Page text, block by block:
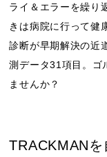
ライ＆エラーを繰り
きは病院に行って健
診断が早期解決の近
測データ31項目。ゴ
ませんか？
TRACKMAN